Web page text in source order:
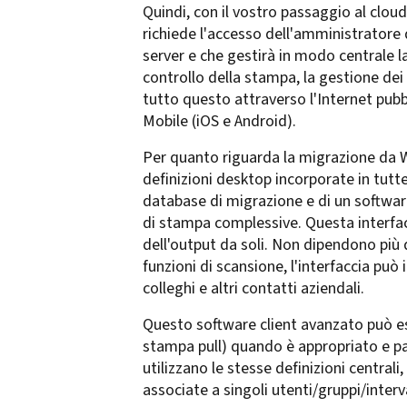
Quindi, con il vostro passaggio al
richiede l'accesso dell'amministratore
server e che gestirà in modo centrale
controllo della stampa, la gestione dei
tutto questo attraverso l'Internet
Mobile (iOS e Android).
Per quanto riguarda la migrazione da
definizioni desktop incorporate in
database di migrazione e di un
di stampa complessive. Questa
dell'output da soli. Non dipendono
funzioni di scansione, l'interfaccia
colleghi e altri contatti aziendali.
Questo software client avanzato può
stampa pull) quando è appropriato e
utilizzano le stesse definizioni
associate a singoli utenti/gruppi/